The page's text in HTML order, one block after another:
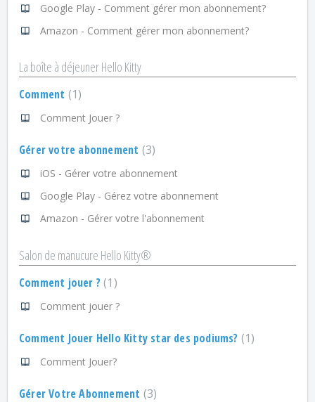
Google Play - Comment gérer mon abonnement?
Amazon - Comment gérer mon abonnement?
La boîte à déjeuner Hello Kitty
Comment 1
Comment Jouer ?
Gérer votre abonnement 3
iOS - Gérer votre abonnement
Google Play - Gérez votre abonnement
Amazon - Gérer votre l'abonnement
Salon de manucure Hello Kitty®
Comment jouer ? 1
Comment jouer ?
Comment Jouer Hello Kitty star des podiums? 1
Comment Jouer?
Gérer Votre Abonnement 3